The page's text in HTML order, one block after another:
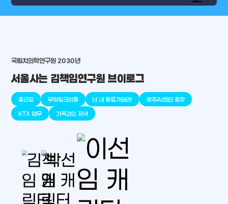
천안
place
세종
place
판교 오송
대덕
국립치의학연구원 2030년
서울사는 김책임연구원 브이로그
출근길 무빙워크이동 너 내 동료가돼라! 광주AI센터 출장
KTX 업무 가족과의 저녁